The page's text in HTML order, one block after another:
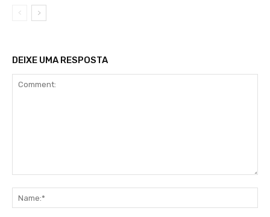
DEIXE UMA RESPOSTA